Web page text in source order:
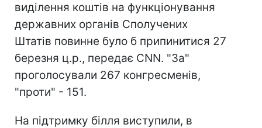
виділення коштів на функціонування
державних органів Сполучених
Штатів повинне було б припинитися 27
березня ц.р., передає CNN. "За"
проголосували 267 конгресменів,
"проти" - 151.
На підтримку білля виступили, в